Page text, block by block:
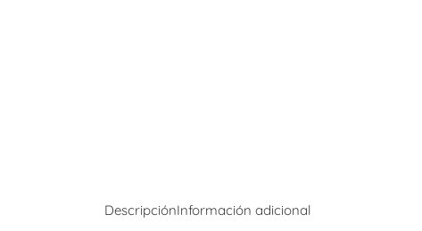
DescripciónInformación adicional